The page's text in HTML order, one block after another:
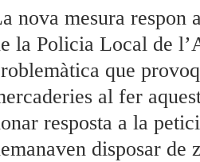
nova mesura respon
la Policia Local de
que
al fer
resposta a la
disposar de